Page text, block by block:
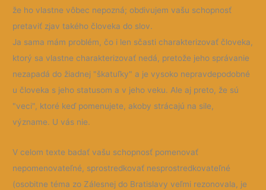
že ho vlastne vôbec nepozná; obdivujem vašu schopnosť
pretaviť zjav takého človeka do slov.
Ja sama mám problém, čo i len sčasti charakterizovať človeka,
ktorý sa vlastne charakterizovať nedá, pretože jeho správanie
nezapadá do žiadnej "škatuľky" a je vysoko nepravdepodobné
u človeka s jeho statusom a v jeho veku. Ale aj preto, že sú
"veci", ktoré keď pomenujete, akoby strácajú na sile,
význame. U vás nie.
V celom texte badať vašu schopnosť pomenovať
nepomenovateľné, sprostredkovať nesprostredkovateľné
(osobitne téma zo Zálesnej do Bratislavy veľmi rezonovala, je